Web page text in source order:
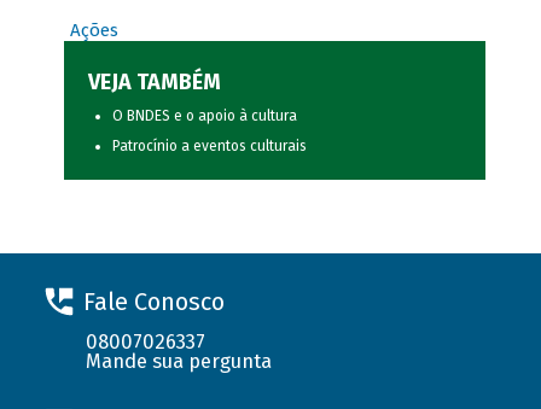
Ações
VEJA TAMBÉM
O BNDES e o apoio à cultura
Patrocínio a eventos culturais
Fale Conosco
08007026337
Mande sua pergunta